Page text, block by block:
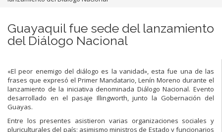
Guayaquil fue sede del lanzamiento
del Diálogo Nacional
«El peor enemigo del diálogo es la vanidad», esta fue una de las
frases que expresó el Primer Mandatario, Lenín Moreno durante el
lanzamiento de la iniciativa denominada Diálogo Nacional. Evento
desarrollado en el pasaje Illingworth, junto la Gobernación del
Guayas.
Entre los presentes asistieron varias organizaciones sociales y
pluriculturales del país; asimismo ministros de Estado y funcionarios